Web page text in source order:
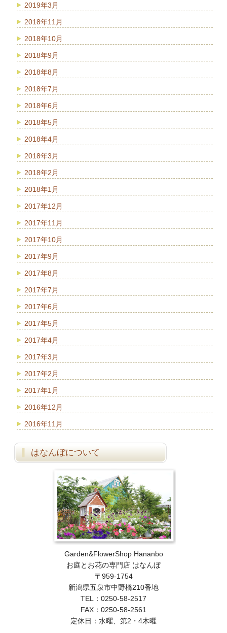
2019年3月
2018年11月
2018年10月
2018年9月
2018年8月
2018年7月
2018年6月
2018年5月
2018年4月
2018年3月
2018年2月
2018年1月
2017年12月
2017年11月
2017年10月
2017年9月
2017年8月
2017年7月
2017年6月
2017年5月
2017年4月
2017年3月
2017年2月
2017年1月
2016年12月
2016年11月
はなんぼについて
Garden&FlowerShop Hananbo
お庭とお花の専門店 はなんぼ
〒959-1754
新潟県五泉市中野橋210番地
TEL：0250-58-2517
FAX：0250-58-2561
定休日：水曜、第2・4木曜